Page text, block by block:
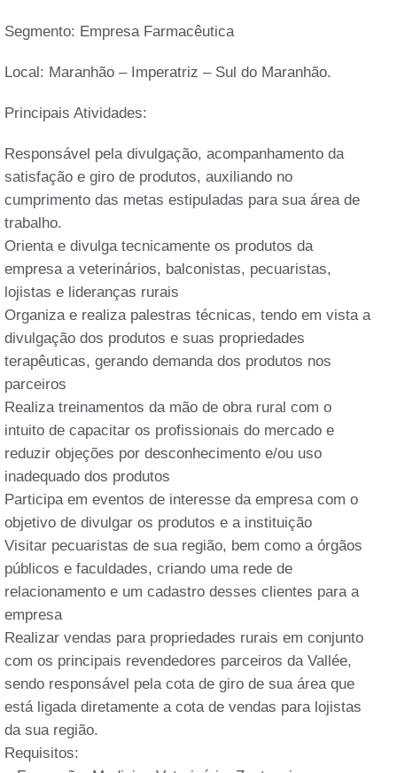
Segmento: Empresa Farmacêutica
Local: Maranhão – Imperatriz – Sul do Maranhão.
Principais Atividades:
Responsável pela divulgação, acompanhamento da
satisfação e giro de produtos, auxiliando no
cumprimento das metas estipuladas para sua área de
trabalho.
Orienta e divulga tecnicamente os produtos da
empresa a veterinários, balconistas, pecuaristas,
lojistas e lideranças rurais
Organiza e realiza palestras técnicas, tendo em vista a
divulgação dos produtos e suas propriedades
terapêuticas, gerando demanda dos produtos nos
parceiros
Realiza treinamentos da mão de obra rural com o
intuito de capacitar os profissionais do mercado e
reduzir objeções por desconhecimento e/ou uso
inadequado dos produtos
Participa em eventos de interesse da empresa com o
objetivo de divulgar os produtos e a instituição
Visitar pecuaristas de sua região, bem como a órgãos
públicos e faculdades, criando uma rede de
relacionamento e um cadastro desses clientes para a
empresa
Realizar vendas para propriedades rurais em conjunto
com os principais revendedores parceiros da Vallée,
sendo responsável pela cota de giro de sua área que
está ligada diretamente a cota de vendas para lojistas
da sua região.
Requisitos: